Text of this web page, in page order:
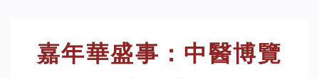
嘉年華盛事：中醫博覽